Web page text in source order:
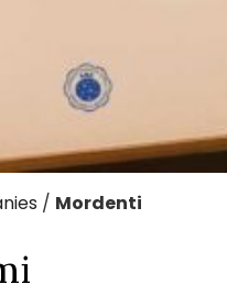
/ Mordenti